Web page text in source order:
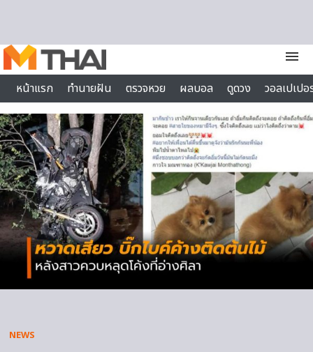
menu
หน้าแรก
ทำนายฝัน ตรวจหวย ผลบอล ดูดวง
วอลเปเป
ไลฟ์สไตล์
NEWS